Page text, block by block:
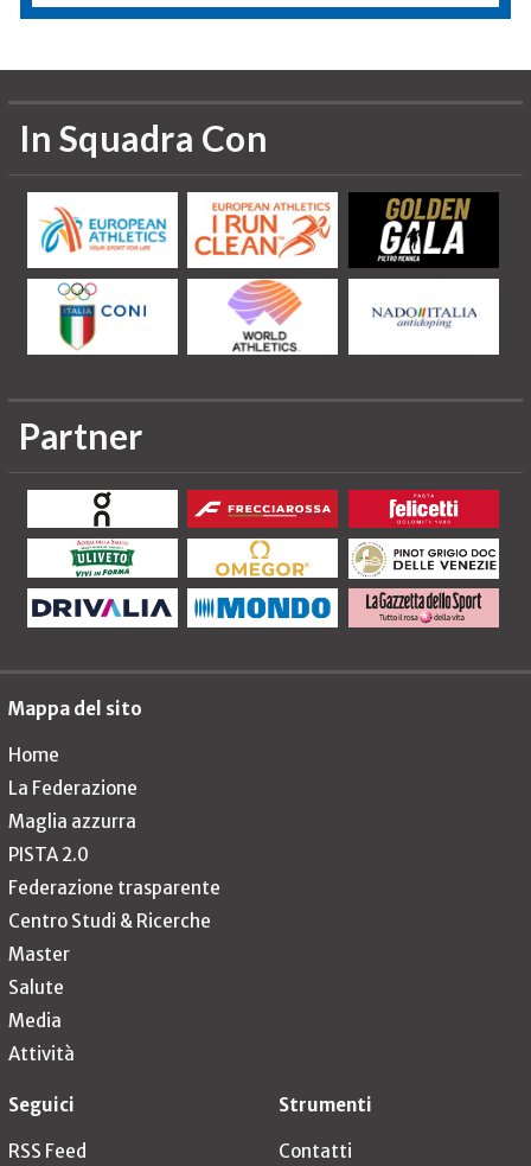
In Squadra Con
Partner
Mappa del sito
Home
La Federazione
Maglia azzurra
PISTA 2.0
Federazione trasparente
Centro Studi & Ricerche
Master
Salute
Media
Attività
Seguici
RSS Feed
Strumenti
Contatti